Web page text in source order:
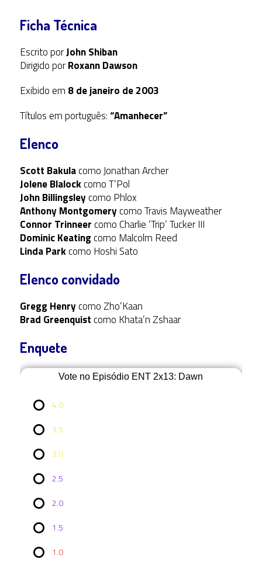
Ficha Técnica
Escrito porJohn Shiban
Dirigido porRoxann Dawson
Exibido em 8 de janeiro de 2003
Títulos em português:“Amanhecer”
Elenco
Scott Bakulacomo Jonathan Archer
Jolene Blalockcomo T’Pol
John Billingsleycomo Phlox
Anthony Montgomerycomo Travis Mayweather
Connor Trinneercomo Charlie ‘Trip’ Tucker III
Dominic Keatingcomo Malcolm Reed
Linda Parkcomo Hoshi Sato
Elenco convidado
Gregg Henrycomo Zho’Kaan
Brad Greenquistcomo Khata’n Zshaar
Enquete
Vote no Episódio ENT 2x13: Dawn
4.0
3.5
3.0
2.5
2.0
1.5
1.0